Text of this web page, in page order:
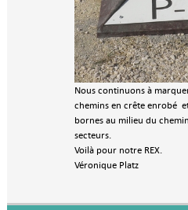
Nous continuons à
chemins en crête enrobé
bornes au milieu du
secteurs.
Voilà pour notre REX.
Véronique Platz